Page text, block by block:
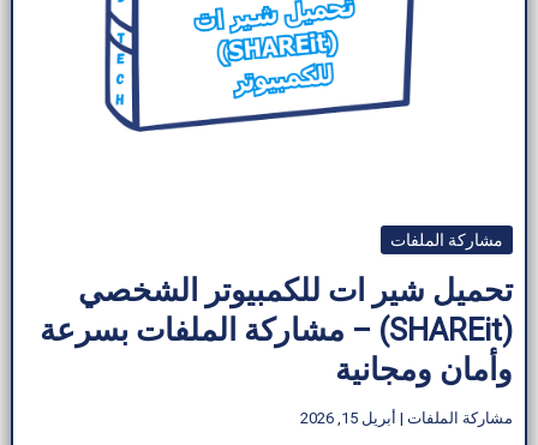
مشاركة الملفات
تحميل شير ات للكمبيوتر​ الشخصي
(SHAREit) – مشاركة الملفات بسرعة
وأمان ومجانية
مشاركة الملفات | أبريل 15, 2026